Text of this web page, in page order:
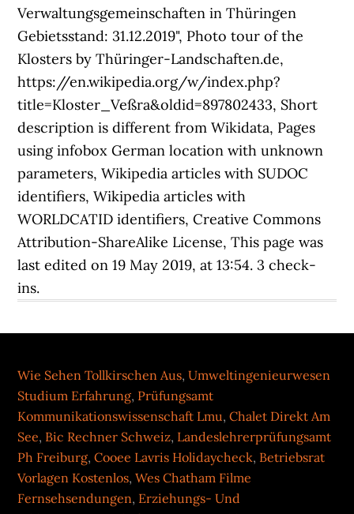
Verwaltungsgemeinschaften in Thüringen
Gebietsstand: 31.12.2019", Photo tour of the
Klosters by Thüringer-Landschaften.de,
https://en.wikipedia.org/w/index.php?
title=Kloster_Veßra&oldid=897802433, Short
description is different from Wikidata, Pages
using infobox German location with unknown
parameters, Wikipedia articles with SUDOC
identifiers, Wikipedia articles with
WORLDCATID identifiers, Creative Commons
Attribution-ShareAlike License, This page was
last edited on 19 May 2019, at 13:54. 3 check-
ins.
Wie Sehen Tollkirschen Aus,Umweltingenieurwesen
Studium Erfahrung, Prüfungsamt
Kommunikationswissenschaft Lmu,Chalet Direkt Am
See, Bic Rechner Schweiz, Landeslehrerprüfungsamt
Ph Freiburg,Cooee Lavris Holidaycheck, Betriebsrat
Vorlagen Kostenlos,Wes Chatham Filme
Fernsehsendungen, Erziehungs- Und